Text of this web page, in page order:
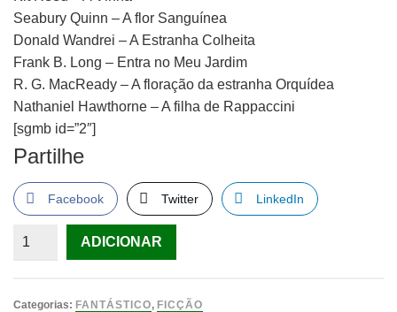
Seabury Quinn – A flor Sanguínea
Donald Wandrei – A Estranha Colheita
Frank B. Long – Entra no Meu Jardim
R. G. MacReady – A floração da estranha Orquídea
Nathaniel Hawthorne – A filha de Rappaccini
[sgmb id=”2″]
Partilhe
Facebook Twitter LinkedIn
Quantidade
DIABÓLICO,
ADICIONAR
Categorias: FANTÁSTICO, FICÇÃO